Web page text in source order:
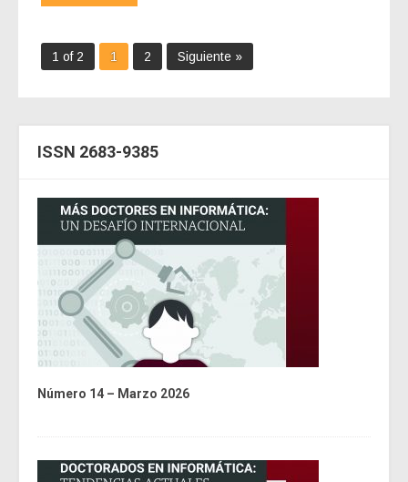
1 of 2 1 2 Siguiente »
ISSN 2683-9385
Número 14 – Marzo 2026